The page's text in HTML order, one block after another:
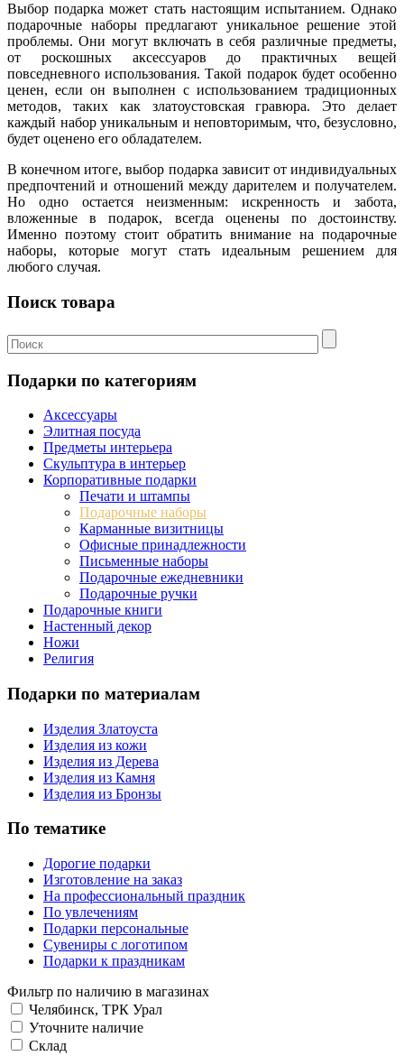
Выбор подарка может стать настоящим испытанием. Однако
подарочные наборы предлагают уникальное решение этой
проблемы. Они могут включать в себя различные предметы,
от роскошных аксессуаров до практичных вещей
повседневного использования. Такой подарок будет особенно
ценен, если он выполнен с использованием традиционных
методов, таких как златоустовская гравюра. Это делает
каждый набор уникальным и неповторимым, что, безусловно,
будет оценено его обладателем.
В конечном итоге, выбор подарка зависит от индивидуальных
предпочтений и отношений между дарителем и получателем.
Но одно остается неизменным: искренность и забота,
вложенные в подарок, всегда оценены по достоинству.
Именно поэтому стоит обратить внимание на подарочные
наборы, которые могут стать идеальным решением для
любого случая.
Поиск товара
Подарки по категориям
Аксессуары
Элитная посуда
Предметы интерьера
Скульптура в интерьер
Корпоративные подарки
Печати и штампы
Подарочные наборы
Карманные визитницы
Офисные принадлежности
Письменные наборы
Подарочные ежедневники
Подарочные ручки
Подарочные книги
Настенный декор
Ножи
Религия
Подарки по материалам
Изделия Златоуста
Изделия из кожи
Изделия из Дерева
Изделия из Камня
Изделия из Бронзы
По тематике
Дорогие подарки
Изготовление на заказ
На профессиональный праздник
По увлечениям
Подарки персональные
Сувениры с логотипом
Подарки к праздникам
Фильтр по наличию в магазинах
Челябинск, ТРК Урал
Уточните наличие
Склад